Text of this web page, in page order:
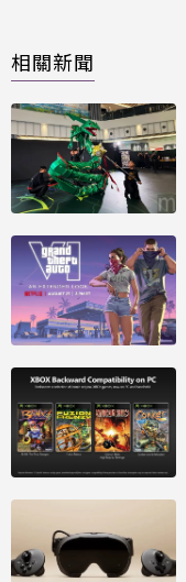
相關新聞